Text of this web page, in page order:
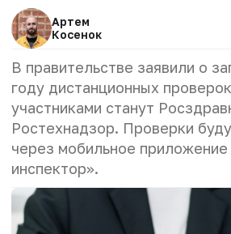
Артем
Косенок
В правительстве заявили о
году дистанционных
участниками станут
Ростехнадзор. Проверки
через мобильное
инспектор».